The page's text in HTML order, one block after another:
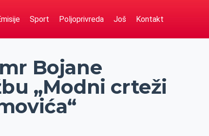
Sport Poljoprivreda Još Kontakt
Bojane
„Modni crteži